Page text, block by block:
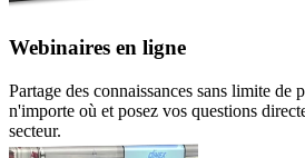
Webinaires en ligne
Partage des connaissances sans limite de
n'importe où et posez vos questions
secteur.